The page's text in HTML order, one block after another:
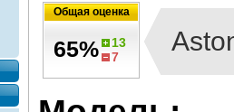
Общая оценка
65%
13
7